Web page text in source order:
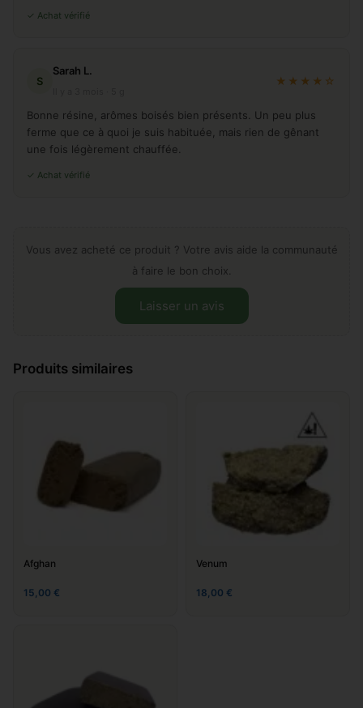
✓ Achat vérifié
S
Sarah L.
★★★★☆
Bonne résine, arômes boisés bien présents. Un peu plus
ferme que ce à quoi je suis habituée, mais rien de gênant
une fois légèrement chauffée.
✓ Achat vérifié
Vous avez acheté ce produit ? Votre avis aide la communauté
à faire le bon choix.
Laisser un avis
Laissez votre avis sur "Double
Produits similaires
Afghan
15,00 €
Venum
18,00 €